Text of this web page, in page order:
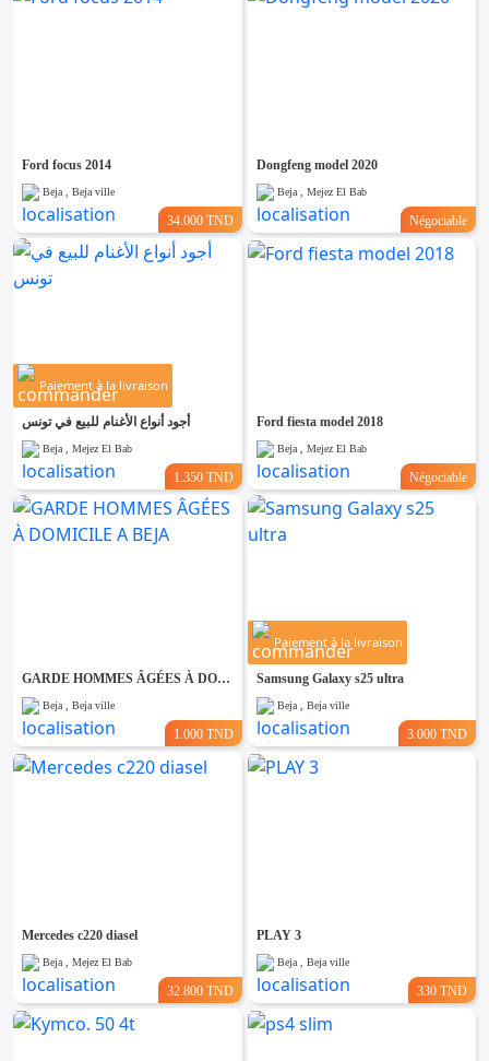
Ford focus 2014
Beja , Beja ville
34.000 TND
Dongfeng model 2020
Beja , Mejez El Bab
Négociable
Paiement à la livraison
أجود أنواع الأغنام للبيع في تونس
Beja , Mejez El Bab
1.350 TND
Ford fiesta model 2018
Beja , Mejez El Bab
Négociable
GARDE HOMMES ÂGÉES À DOMICILE A BEJA
Beja , Beja ville
1.000 TND
Paiement à la livraison
Samsung Galaxy s25 ultra
Beja , Beja ville
3.000 TND
Mercedes c220 diasel
Beja , Mejez El Bab
32.800 TND
PLAY 3
Beja , Beja ville
330 TND